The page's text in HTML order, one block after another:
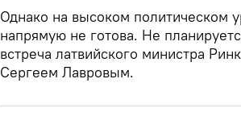
Однако на высоком политическом
напрямую не готова. Не
встреча латвийского министра
Сергеем Лавровым.